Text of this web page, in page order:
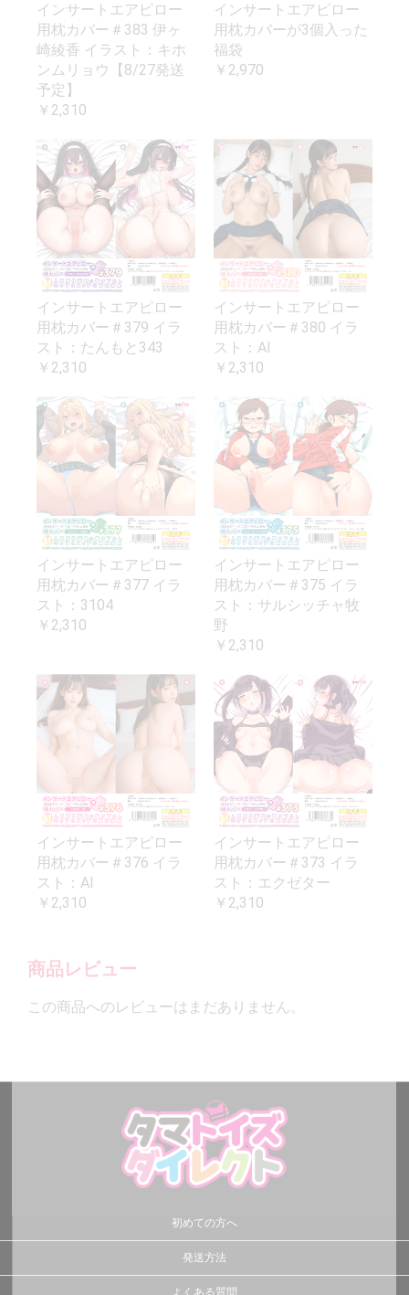
インサートエアピロー
用枕カバー＃383 伊ヶ
崎綾香 イラスト：キホ
ンムリョウ【8/27発送
予定】
￥2,310
インサートエアピロー
用枕カバーが3個入った
福袋
￥2,970
インサートエアピロー
用枕カバー＃379 イラ
スト：たんもと343
￥2,310
インサートエアピロー
用枕カバー＃380 イラ
スト：AI
￥2,310
インサートエアピロー
用枕カバー＃377 イラ
スト：3104
￥2,310
インサートエアピロー
用枕カバー＃375 イラ
スト：サルシッチャ牧
野
￥2,310
インサートエアピロー
用枕カバー＃376 イラ
スト：AI
￥2,310
インサートエアピロー
用枕カバー＃373 イラ
スト：エクゼター
￥2,310
商品レビュー
この商品へのレビューはまだありません。
初めての方へ
発送方法
よくある質問